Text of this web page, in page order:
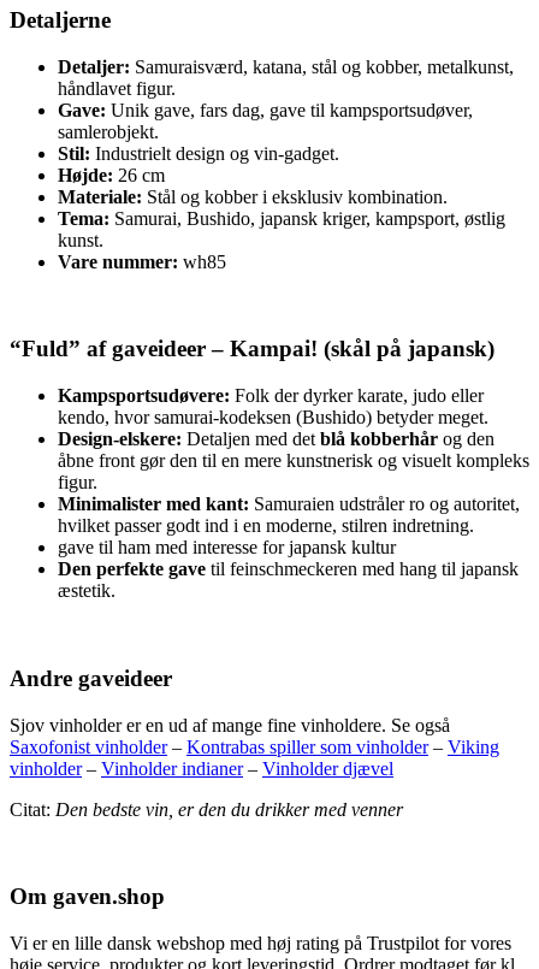
Detaljerne
Detaljer: Samuraisværd, katana, stål og kobber, metalkunst,
håndlavet figur.
Gave: Unik gave, fars dag, gave til kampsportsudøver,
samlerobjekt.
Stil: Industrielt design og vin-gadget.
Højde: 26 cm
Materiale: Stål og kobber i eksklusiv kombination.
Tema: Samurai, Bushido, japansk kriger, kampsport, østlig
kunst.
Vare nummer: wh85
“Fuld” af gaveideer – Kampai! (skål på japansk)
Kampsportsudøvere: Folk der dyrker karate, judo eller
kendo, hvor samurai-kodeksen (Bushido) betyder meget.
Design-elskere: Detaljen med det blå kobberhår og den
åbne front gør den til en mere kunstnerisk og visuelt kompleks
figur.
Minimalister med kant: Samuraien udstråler ro og autoritet,
hvilket passer godt ind i en moderne, stilren indretning.
gave til ham med interesse for japansk kultur
Den perfekte gave til feinschmeckeren med hang til japansk
æstetik.
Andre gaveideer
Sjov vinholder er en ud af mange fine vinholdere. Se også
Saxofonist vinholder– Kontrabas spiller som vinholder– Viking
vinholder– Vinholder indianer– Vinholder djævel
Citat: Den bedste vin, er den du drikker med venner
Om gaven.shop
Vi er en lille dansk webshop med høj rating på Trustpilot for vores
høje service, produkter og kort leveringstid. Ordrer modtaget før kl